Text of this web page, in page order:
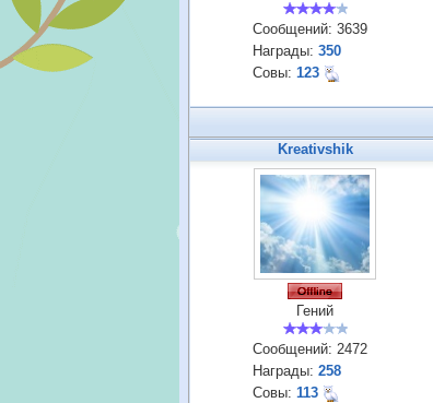
Сообщений: 3639
Награды: 350
Совы: 123
Kreativshik
Гений
Сообщений: 2472
Награды: 258
Совы: 113